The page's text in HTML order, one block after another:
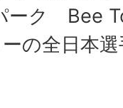
ーク Bee
の全日本